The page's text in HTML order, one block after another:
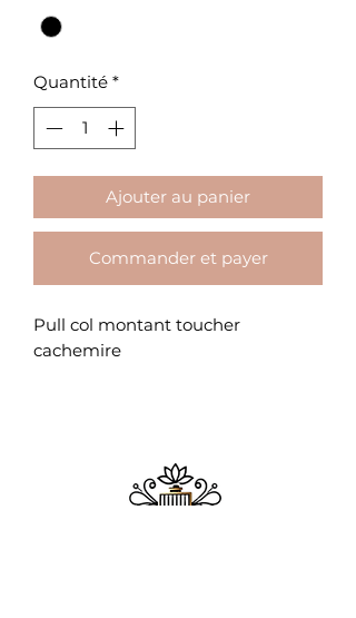
Quantité *
Ajouter au panier
Commander et payer
Pull col montant toucher
cachemire